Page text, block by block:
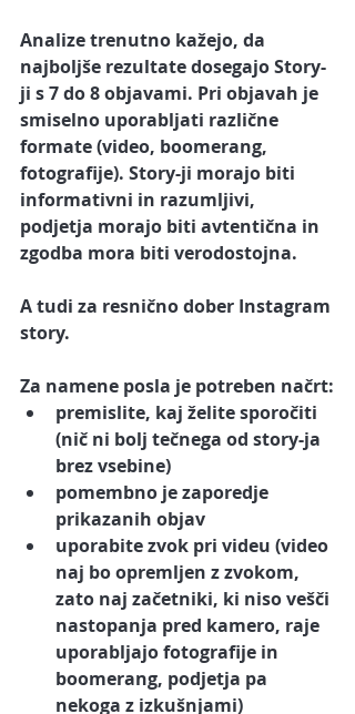
Analize trenutno kažejo, da
najboljše rezultate dosegajo Story-
ji s 7 do 8 objavami. Pri objavah je
smiselno uporabljati različne
formate (video, boomerang,
fotografije). Story-ji morajo biti
informativni in razumljivi,
podjetja morajo biti avtentična in
zgodba mora biti verodostojna.
A tudi za resnično dober Instagram
story.
Za namene posla je potreben načrt:
premislite, kaj želite sporočiti
(nič ni bolj tečnega od story-ja
brez vsebine)
pomembno je zaporedje
prikazanih objav
uporabite zvok pri videu (video
naj bo opremljen z zvokom,
zato naj začetniki, ki niso vešči
nastopanja pred kamero, raje
uporabljajo fotografije in
boomerang, podjetja pa
nekoga z izkušnjami)